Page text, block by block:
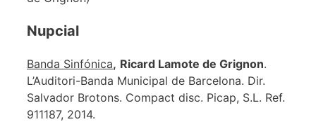
Nupcial
Banda Sinfónica, Ricard Lamote de Grignon.
L’Auditori-Banda Municipal de Barcelona. Dir.
Salvador Brotons. Compact disc. Picap, S.L. Ref.
911187, 2014.